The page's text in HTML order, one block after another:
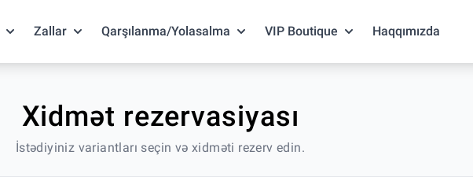
Zallar Qarşılanma/Yolasalma VIP Boutique Haqqımızda
Xidmət rezervasiyası
İstədiyiniz variantları seçin və xidməti rezerv edin.